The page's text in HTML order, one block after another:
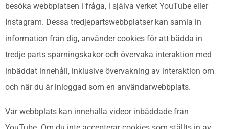
besöka webbplatsen i fråga, i själva verket YouTube eller
Instagram. Dessa tredjepartswebbplatser kan samla in
information från dig, använder cookies för att bädda in
tredje parts spårningskakor och övervaka interaktion med
inbäddat innehåll, inklusive övervakning av interaktion om
och när du är inloggad som en användarwebbplats.
Vår webbplats kan innehålla videor inbäddade från